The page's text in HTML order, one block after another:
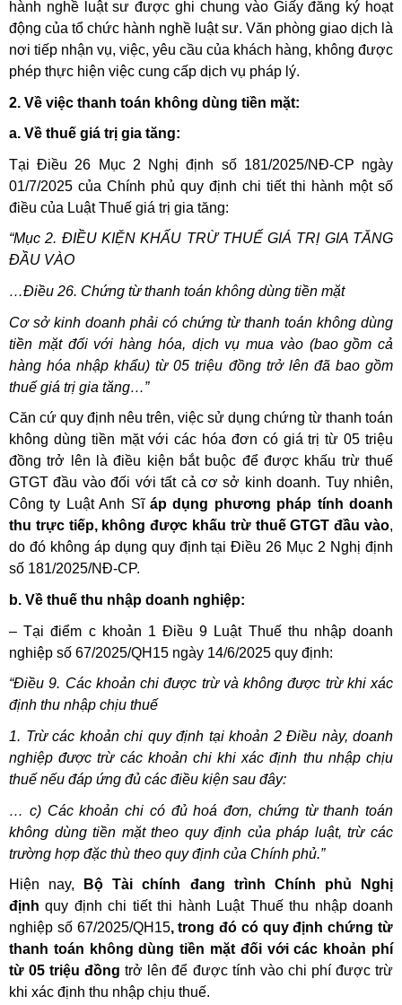
hành nghề luật sư được ghi chung vào Giấy đăng ký hoạt
động của tổ chức hành nghề luật sư. Văn phòng giao dịch là
nơi tiếp nhận vụ, việc, yêu cầu của khách hàng, không được
phép thực hiện việc cung cấp dịch vụ pháp lý.
2. Về việc thanh toán không dùng tiền mặt:
a. Về thuế giá trị gia tăng:
Tại Điều 26 Mục 2 Nghị định số 181/2025/NĐ-CP ngày
01/7/2025 của Chính phủ quy định chi tiết thi hành một số
điều của Luật Thuế giá trị gia tăng:
“Mục 2. ĐIỀU KIỆN KHẤU TRỪ THUẾ GIÁ TRỊ GIA TĂNG
ĐẦU VÀO
…Điều 26. Chứng từ thanh toán không dùng tiền mặt
Cơ sở kinh doanh phải có chứng từ thanh toán không dùng
tiền mặt đối với hàng hóa, dịch vụ mua vào (bao gồm cả
hàng hóa nhập khẩu) từ 05 triệu đồng trở lên đã bao gồm
thuế giá trị gia tăng…”
Căn cứ quy định nêu trên, việc sử dụng chứng từ thanh toán
không dùng tiền mặt với các hóa đơn có giá trị từ 05 triệu
đồng trở lên là điều kiện bắt buộc để được khấu trừ thuế
GTGT đầu vào đối với tất cả cơ sở kinh doanh. Tuy nhiên,
Công ty Luật Anh Sĩ áp dụng phương pháp tính doanh
thu trực tiếp, không được khấu trừ thuế GTGT đầu vào,
do đó không áp dụng quy định tại Điều 26 Mục 2 Nghị định
số 181/2025/NĐ-CP.
b. Về thuế thu nhập doanh nghiệp:
– Tại điểm c khoản 1 Điều 9 Luật Thuế thu nhập doanh
nghiệp số 67/2025/QH15 ngày 14/6/2025 quy định:
“Điều 9. Các khoản chi được trừ và không được trừ khi xác
định thu nhập chịu thuế
1. Trừ các khoản chi quy định tại khoản 2 Điều này, doanh
nghiệp được trừ các khoản chi khi xác định thu nhập chịu
thuế nếu đáp ứng đủ các điều kiện sau đây:
… c) Các khoản chi có đủ hoá đơn, chứng từ thanh toán
không dùng tiền mặt theo quy định của pháp luật, trừ các
trường hợp đặc thù theo quy định của Chính phủ.”
Hiện nay,
Bộ Tài chính đang trình Chính phủ Nghị
định quy định chi tiết thi hành Luật Thuế thu nhập doanh
nghiệp số 67/2025/QH15, trong đó có quy định chứng từ
thanh toán không dùng tiền mặt đối với các khoản phí
từ 05 triệu đồng trở lên để được tính vào chi phí được trừ
khi xác định thu nhập chịu thuế.